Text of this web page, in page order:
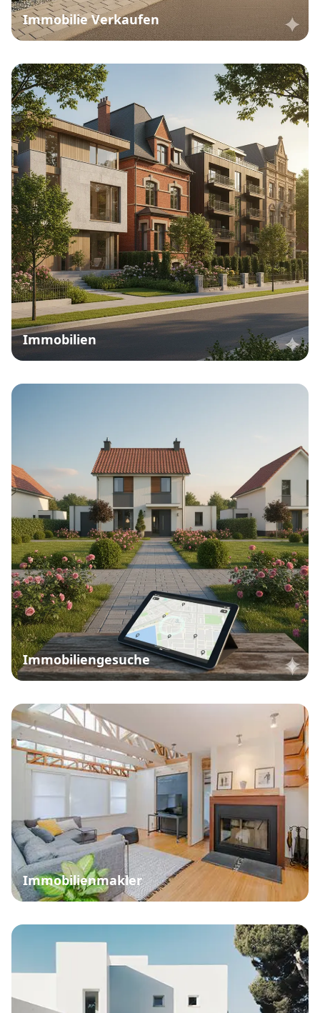
Immobilie Verkaufen
Immobilien
Immobiliengesuche
Immobilienmakler